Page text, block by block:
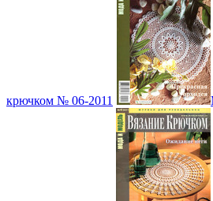
крючком № 06-2011